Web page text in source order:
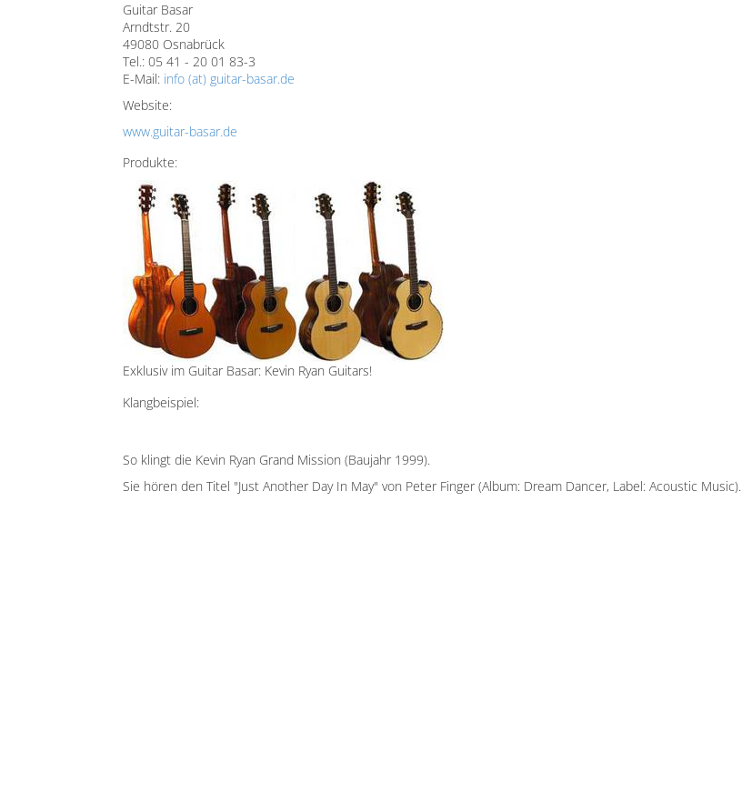
Guitar Basar
Arndtstr. 20
49080 Osnabrück
Tel.: 05 41 - 20 01 83-3
E-Mail: info (at) guitar-basar.de
Website:
www.guitar-basar.de
Produkte:
Exklusiv im Guitar Basar: Kevin Ryan Guitars!
Klangbeispiel:
So klingt die Kevin Ryan Grand Mission (Baujahr 1999).
Sie hören den Titel "Just Another Day In May" von Peter Finger (Album: Dream Dancer, Label: Acoustic Music).